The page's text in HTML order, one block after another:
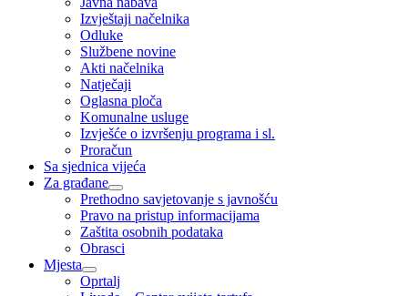
Izvještaji načelnika
Odluke
Službene novine
Akti načelnika
Natječaji
Oglasna ploča
Komunalne usluge
Izvješće o izvršenju programa i sl.
Proračun
Sa sjednica vijeća
Za građane
Prethodno savjetovanje s javnošću
Pravo na pristup informacijama
Zaštita osobnih podataka
Obrasci
Mjesta
Oprtalj